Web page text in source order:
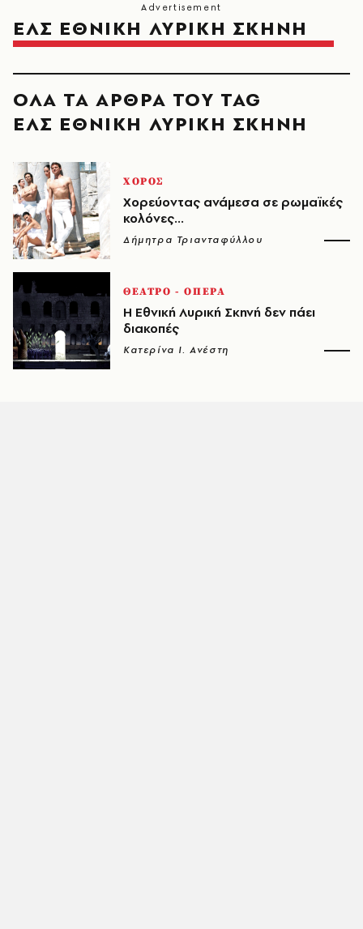
ΕΛΣ ΕΘΝΙΚΗ ΛΥΡΙΚΗ ΣΚΗΝΗ
ΟΛΑ ΤΑ ΑΡΘΡΑ ΤΟΥ TAG
ΕΛΣ ΕΘΝΙΚΗ ΛΥΡΙΚΗ ΣΚΗΝΗ
ΧΟΡΟΣ
Χορεύοντας ανάμεσα σε ρωμαϊκές
κολόνες...
Δήμητρα Τριανταφύλλου
ΘΕΑΤΡΟ - ΟΠΕΡΑ
Η Εθνική Λυρική Σκηνή δεν πάει
διακοπές
Κατερίνα Ι. Ανέστη